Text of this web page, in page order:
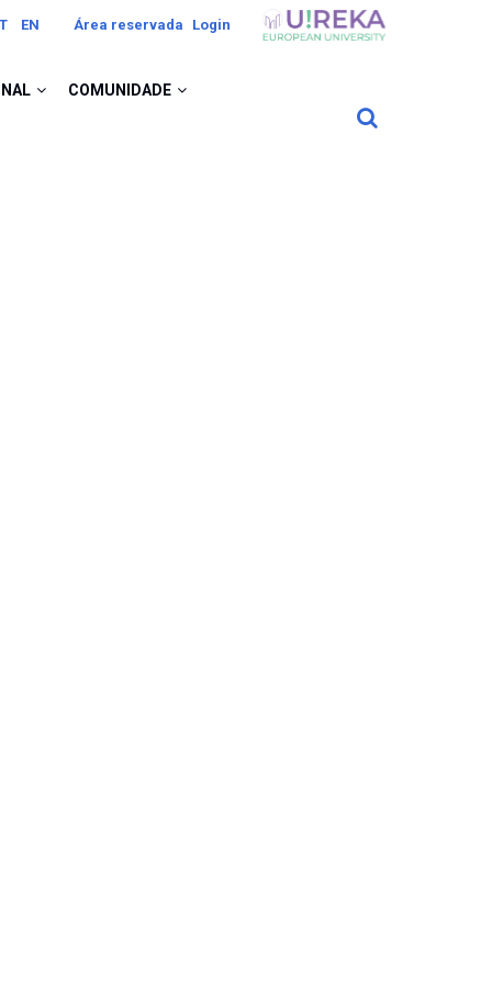
EN Área reservada Login Image
COMUNIDADE